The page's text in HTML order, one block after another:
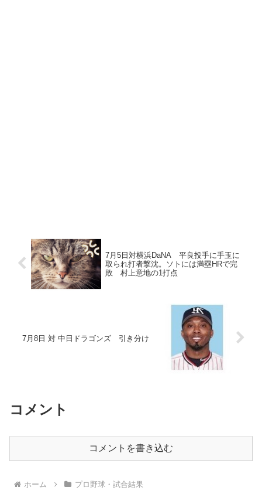
7月5日対横浜DaNA 平良投手に手玉に
取られ打者撃沈。ソトには満塁HRで完
敗 村上意地の1打点
7月8日 対 中日ドラゴンズ 引き分け
コメント
コメントを書き込む
ホーム プロ野球・試合結果